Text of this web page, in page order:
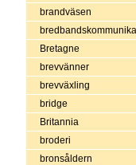
brandväsen
Bretagne
brevvänner
brevväxling
bridge
Britannia
broderi
bronsåldern